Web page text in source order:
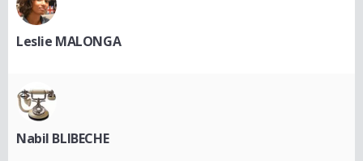
Leslie MALONGA
Nabil BLIBECHE